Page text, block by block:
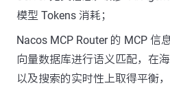
模型 Tokens 消耗；
Nacos MCP Router 的 MCP 信
向量数据库进行语义匹配，在
以及搜索的实时性上取得平衡